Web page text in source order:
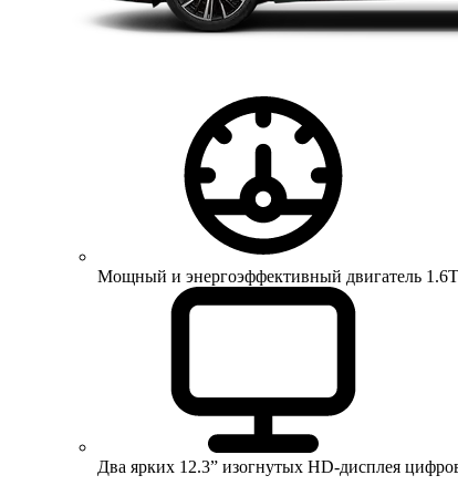
Мощный и энергоэффективный двигатель
Два ярких 12.3” изогнутых HD-дисплея